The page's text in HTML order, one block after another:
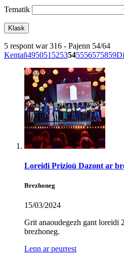
Tematik
5 respont war 316 - Pajenn 54/64
Kentañ495051 5253545556575859
Loreidi Prizioù Dazont ar
Brezhoneg
15/03/2024
Grit anaoudegezh gant loreidi
brezhoneg.
Lenn ar peurrest